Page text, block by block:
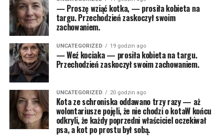
— Proszę wziąć kotka, — prosiła kobieta na
targu. Przechodzień zaskoczył swoim
zachowaniem.
UNCATEGORIZED 19 godzin ago
— Weź kociaka — prosiła kobieta na targu.
Przechodzień zaskoczył swoim zachowaniem.
UNCATEGORIZED 20 godzin ago
Kota ze schroniska oddawano trzy razy — aż
wolontariusze pojęli, że nie chodzi o kotaW końcu
odkryli, że każdy poprzedni właściciel oczekiwał
psa, a kot po prostu był sobą.